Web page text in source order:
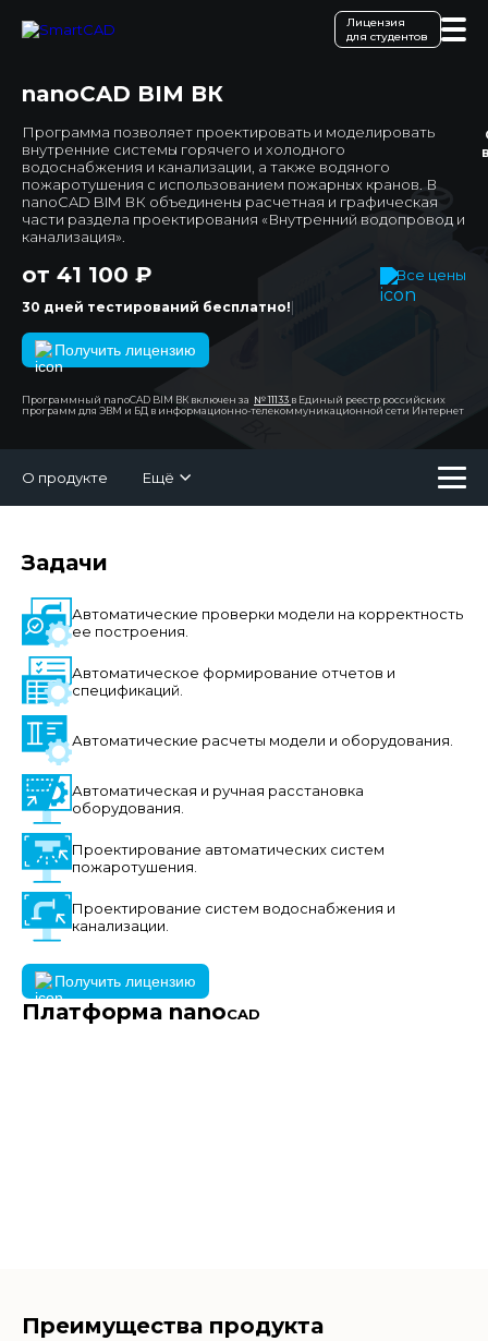
Лицензия
для студентов
nanoCAD BIM ВК
Программа позволяет проектировать и моделировать
внутренние системы горячего и холодного
водоснабжения и канализации, а также водяного
пожаротушения с использованием пожарных кранов. В
nanoCAD BIM ВК объединены расчетная и графическая
части раздела проектирования «Внутренний водопровод и
канализация».
от 41 100 ₽ Все цены
30 дней тестирований бесплатно!|
Получить лицензию
Программный nanoCAD BIM ВК включен за № 11133 в Единый реестр российских
программ для ЭВМ и БД в информационно-телекоммуникационной сети Интернет
О продукте Ещё
Задачи
Автоматические проверки модели на корректность
ее построения.
Автоматическое формирование отчетов и
спецификаций.
Автоматические расчеты модели и оборудования.
Автоматическая и ручная расстановка
оборудования.
Проектирование автоматических систем
пожаротушения.
Проектирование систем водоснабжения и
канализации.
Получить лицензию
Платформа nanoCAD
Преимущества продукта